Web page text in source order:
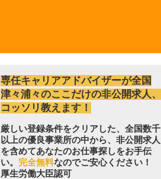
専任キャリアアドバイザーが全国
津々浦々のここだけの非公開求人、
コッソリ教えます！
厳しい登録条件をクリアした、全国数千
以上の優良事業所の中から、非公開求人
を含めてあなたのお仕事探しをお手伝
い。 完全無料なのでご安心ください！
厚生労働大臣認可